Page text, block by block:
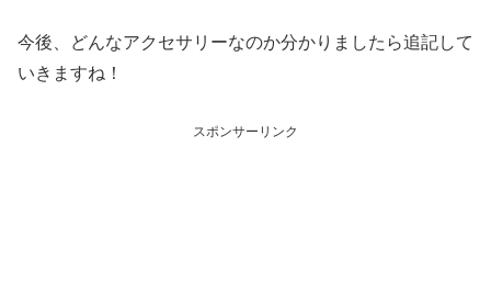
今後、どんなアクセサリーなのか分かりましたら追記して
いきますね！
スポンサーリンク